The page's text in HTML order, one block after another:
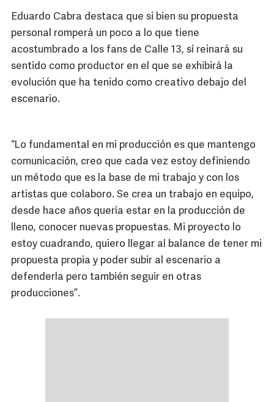
Eduardo Cabra destaca que si bien su propuesta
personal romperá un poco a lo que tiene
acostumbrado a los fans de Calle 13, sí reinará su
sentido como productor en el que se exhibirá la
evolución que ha tenido como creativo debajo del
escenario.
“Lo fundamental en mi producción es que mantengo
comunicación, creo que cada vez estoy definiendo
un método que es la base de mi trabajo y con los
artistas que colaboro. Se crea un trabajo en equipo,
desde hace años quería estar en la producción de
lleno, conocer nuevas propuestas. Mi proyecto lo
estoy cuadrando, quiero llegar al balance de tener mi
propuesta propia y poder subir al escenario a
defenderla pero también seguir en otras
producciones”.